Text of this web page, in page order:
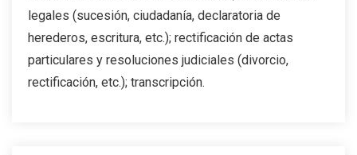
legales (sucesión, ciudadanía, declaratoria de
herederos, escritura, etc.); rectificación de actas
particulares y resoluciones judiciales (divorcio,
rectificación, etc.); transcripción.